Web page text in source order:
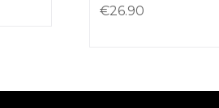
€26.90